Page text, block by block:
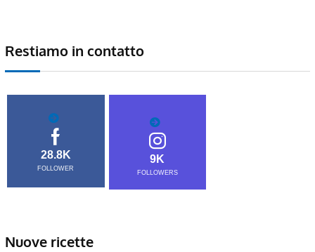
Restiamo in contatto
28.8K
FOLLOWER
9K
FOLLOWERS
Nuove ricette